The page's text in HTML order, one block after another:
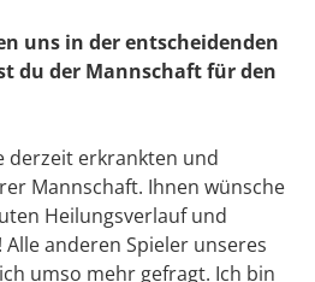
uns in der entscheidenden
du der Mannschaft für den
derzeit erkrankten und
Mannschaft. Ihnen wünsche
Heilungsverlauf und
anderen Spieler unseres
umso mehr gefragt. Ich bin